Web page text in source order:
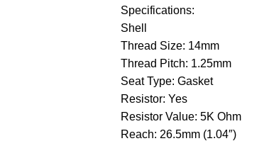
Specifications:
Shell
Thread Size: 14mm
Thread Pitch: 1.25mm
Seat Type: Gasket
Resistor: Yes
Resistor Value: 5K Ohm
Reach: 26.5mm (1.04″)